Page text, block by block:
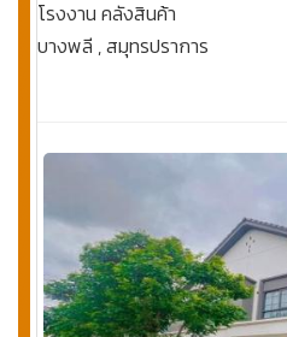
โรงงาน คลังสินค้า
บางพลี , สมุทรปราการ